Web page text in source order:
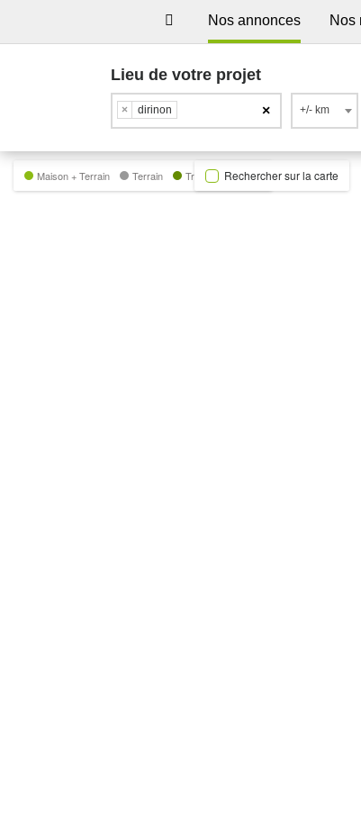
Nos annonces Nos
Lieu de votre projet
×
× dirinon +/- km
Maison + Terrain Terrain Trecobat GreenRechercher sur la carte